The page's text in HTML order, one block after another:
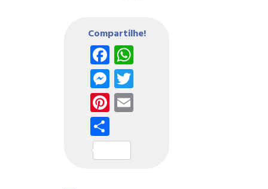
Compartilhe!
Facebook
WhatsApp
Messenger
Twitter
Pinterest
Email
Share